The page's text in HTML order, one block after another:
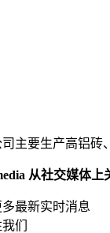
主要生产高铝
从社交媒体上
最新实时消息
们